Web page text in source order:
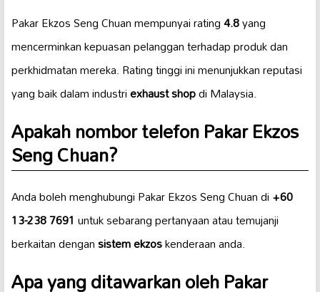
Pakar Ekzos Seng Chuan mempunyai rating4.8yang
mencerminkan kepuasan pelanggan terhadap produk dan
perkhidmatan mereka. Rating tinggi ini menunjukkan reputasi
yang baik dalam industriexhaust shopdi Malaysia.
Apakah nombor telefon Pakar Ekzos
Seng Chuan?
Anda boleh menghubungi Pakar Ekzos Seng Chuan di+60
13-238 7691 untuk sebarang pertanyaan atau temujanji
berkaitan dengansistem ekzoskenderaan anda.
Apa yang ditawarkan oleh Pakar